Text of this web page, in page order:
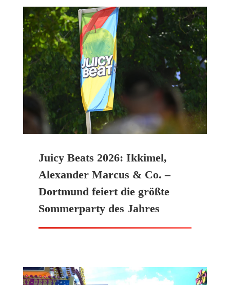
Juicy Beats 2026: Ikkimel,
Alexander Marcus & Co. –
Dortmund feiert die größte
Sommerparty des Jahres